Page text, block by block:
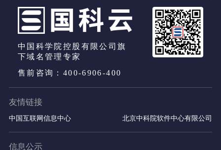
中国科学院控股有限公司旗
下域名管理专家
售前咨询：400-6906-400
友情链接
中国互联网信息中心 北京中科院软件中心有限公司
信息公示